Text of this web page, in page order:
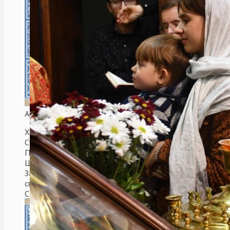
Аргентинская Республика. Мар-Дель-Плата.
Храм в честь святых Царственных
Страстотерпцев.
После воссоединения Русской Православной
Церкви и Русской Православной Церкви
Заграницей, храм решили освятить в честь
святых Царственных Страстотерпцев.
Cтроительствo велось с 2006 по 2009 гг. при
митрополите Платоне (Удовенко).